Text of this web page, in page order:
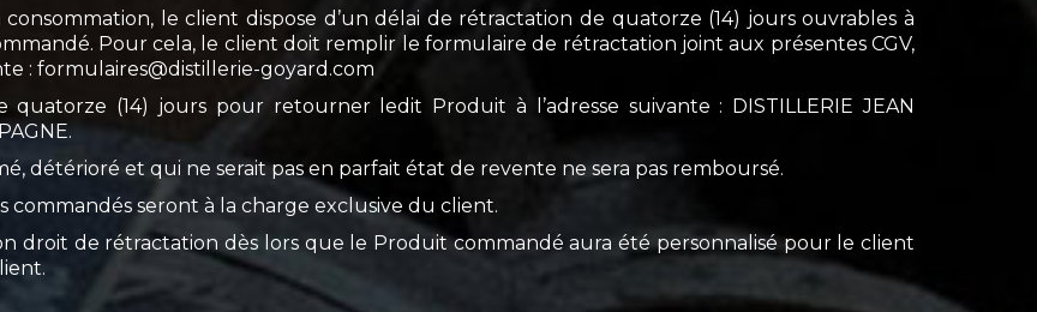
le client dispose d’un délai de rétractation de quatorze (14) jours ouvrables à
Pour cela, le client doit remplir le formulaire de rétractation joint aux présentes CGV,
: formulaires@distillerie-goyard.com
(14) jours pour retourner ledit Produit à l’adresse suivante : DISTILLERIE JEAN
détérioré et qui ne serait pas en parfait état de revente ne sera pas remboursé.
commandés seront à la charge exclusive du client.
droit de rétractation dès lors que le Produit commandé aura été personnalisé pour le client